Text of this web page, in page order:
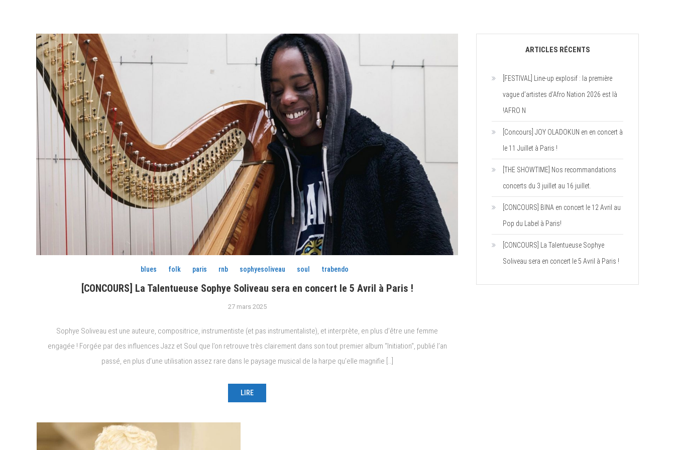
blues folk paris rnb sophyesoliveau soul trabendo
[CONCOURS] La Talentueuse Sophye Soliveau sera en concert le 5 Avril à Paris !
27 mars 2025
Sophye Soliveau est une auteure, compositrice, instrumentiste (et pas instrumentaliste), et interprète, en plus d’être une femme
engagée ! Forgée par des influences Jazz et Soul que l’on retrouve très clairement dans son tout premier album “Initiation“, publié l’an
passé, en plus d’une utilisation assez rare dans le paysage musical de la harpe qu’elle magnifie […]
LIRE
ARTICLES RÉCENTS
[FESTIVAL] Line-up explosif : la première
vague d’artistes d’Afro Nation 2026 est là
!AFRO N
[Concours] JOY OLADOKUN en en concert à
le 11 Juillet à Paris !
[THE SHOWTIME] Nos recommandations
concerts du 3 juillet au 16 juillet.
[CONCOURS] BINA en concert le 12 Avril au
Pop du Label à Paris!
[CONCOURS] La Talentueuse Sophye
Soliveau sera en concert le 5 Avril à Paris !